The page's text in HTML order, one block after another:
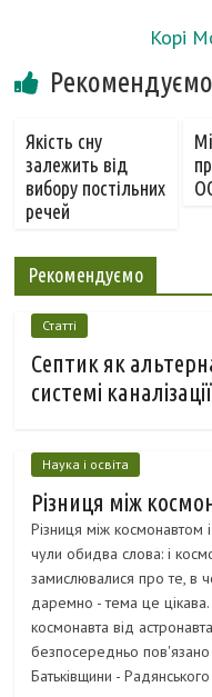
Корі
Рекомендуємо
Якість сну
залежить від
вибору постільних
речей
Рекомендуємо
Статті
Септик як
системі
Наука і освіта
Різниця між
Різниця між
чули обидва слова: і
замислювалися про те, в
даремно - тема це цікава.
космонавта від
безпосередньо пов'язано
Батьківщини -